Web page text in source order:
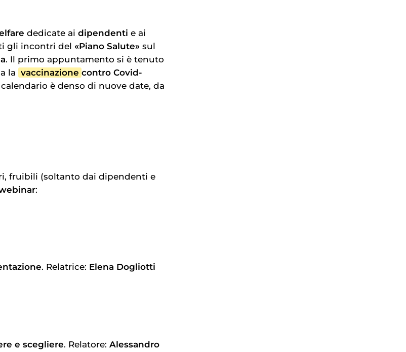
dedicate ai dipendenti e ai
gli incontri del «Piano Salute» sul
. Il primo appuntamento si è tenuto
la vaccinazione contro Covid-
è denso di nuove date, da
fruibili (soltanto dai dipendenti e
:
. Relatrice: Elena Dogliotti
e scegliere. Relatore: Alessandro